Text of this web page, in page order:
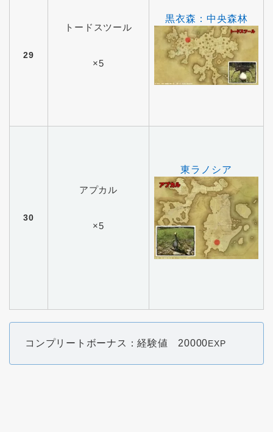
29
トードスツール
×5
黒衣森：中央森林
30
アプカル
×5
東ラノシア
コンプリートボーナス：経験値 20000EXP